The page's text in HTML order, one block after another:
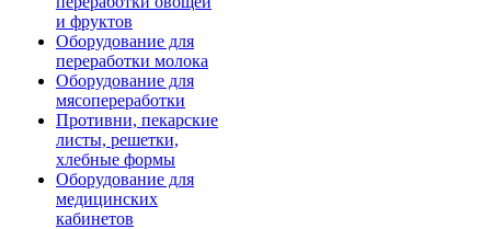
и фруктов
Оборудование для
переработки молока
Оборудование для
мясопереработки
Противни, пекарские
листы, решетки,
хлебные формы
Оборудование для
медицинских
кабинетов